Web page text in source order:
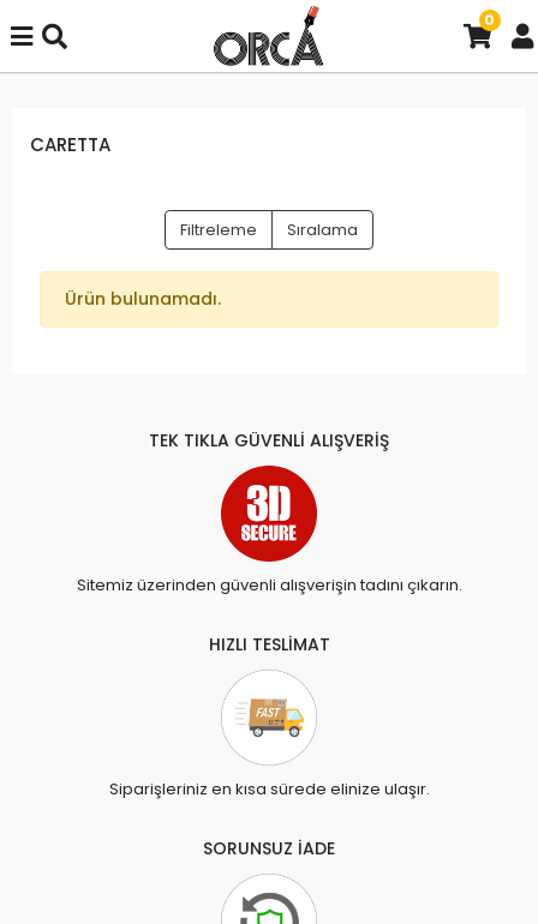
0
CARETTA
Filtreleme Sıralama
Ürün bulunamadı.
TEK TIKLA GÜVENLİ ALIŞVERİŞ
Sitemiz üzerinden güvenli alışverişin tadını çıkarın.
HIZLI TESLİMAT
Siparişleriniz en kısa sürede elinize ulaşır.
SORUNSUZ İADE